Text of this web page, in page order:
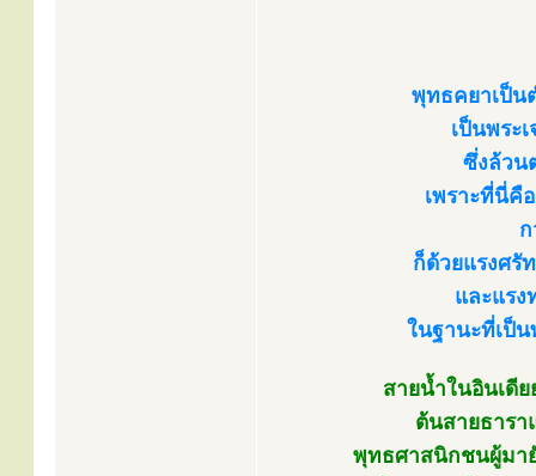
พุทธคยาเป็น
เป็นพระ
ซึ่งล้วน
เพราะที่นี่คื
ก็ด้วยแรงศรั
และแร
ในฐานะที่เป็
สายน้ำในอินเดี
ต้นสายธาร
พุทธศาสนิกชนผู้มา